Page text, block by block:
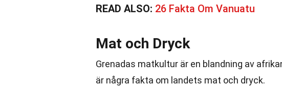
READ ALSO: 26 Fakta Om Vanuatu
Mat och Dryck
Grenadas matkultur är en blandning av
är några fakta om landets mat och dryck.